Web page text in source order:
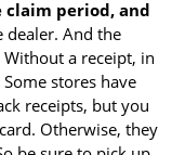
period, and
dealer. And the
a receipt, in
stores have
receipts, but you
Otherwise, they